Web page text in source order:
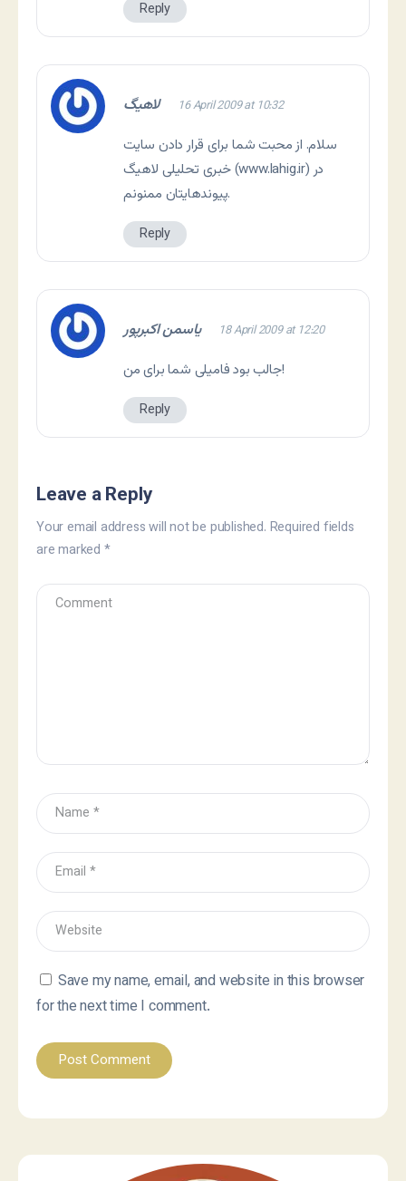
Reply
لاهیگ 16 April 2009 at 10:32
سلام. از محبت شما برای قرار دادن سایت
خبری تحلیلی لاهیگ (www.lahig.ir) در
پیوندهایتان ممنونم.
Reply
یاسمن اکبرپور 18 April 2009 at 12:20
جالب بود فامیلی شما برای من!
Reply
Leave a Reply
Your email address will not be published. Required fields
are marked *
Save my name, email, and website in this browser
for the next time I comment.